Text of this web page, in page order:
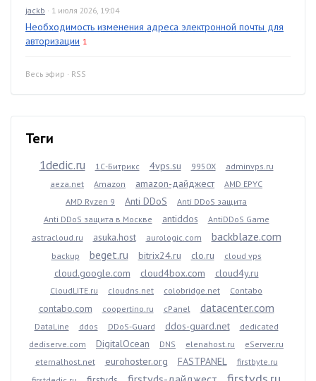
jackb · 1 июля 2026, 19:04
Необходимость изменения адреса электронной почты для
авторизации 1
Весь эфир · RSS
Теги
1dedic.ru 1С-Битрикс 4vps.su 9950X
adminvps.ru
aeza.net
Amazon amazon-дайджест
AMD EPYC
AMD Ryzen 9
Anti DDoS
Anti DDoS защита
Anti DDoS защита в Москве
antiddos
AntiDDoS Game
astracloud.ru
asuka.host aurologic.com backblaze.com
backup beget.ru bitrix24.ru clo.ru cloud vps
cloud.google.com cloud4box.com cloud4y.ru
CloudLITE.ru cloudns.net colobridge.net Contabo
contabo.com coopertino.ru cPanel datacenter.com
DataLine ddos DDoS-Guard ddos-guard.net
dedicated
dediserve.com
DigitalOcean DNS elenahost.ru
eServer.ru
eternalhost.net
eurohoster.org FASTPANEL
firstbyte.ru